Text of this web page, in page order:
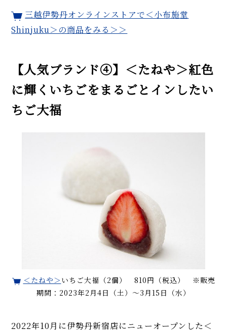
三越伊勢丹オンラインストアで＜小布施堂
Shinjuku＞の商品をみる＞＞
【人気ブランド④】＜たねや＞紅色
に輝くいちごをまるごとインしたい
ちご大福
＜たねや＞ いちご大福（2個） 810円（税込） ※販売
期間：2023年2月4日（土）〜3月15日（水）
2022年10月に伊勢丹新宿店にニューオープンした＜